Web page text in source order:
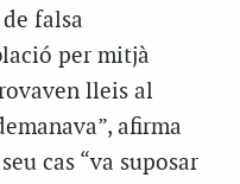
falsa
per mitjà
lleis al
afirma
cas “va suposar